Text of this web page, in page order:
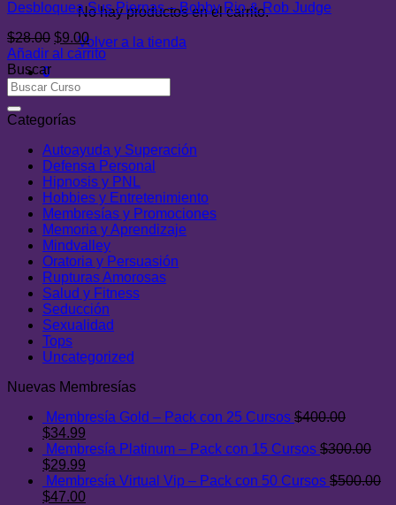
No hay productos en el carrito.
Volver a la tienda
0
Carrito
Desbloquea Sus Piernas – Bobby Rio & Rob Judge
$28.00 El
precio
era:
$28.00.
$9.00El
precio
$9.00.
Añadir al carrito
Buscar
Categorías
Autoayuda y Superación
Defensa Personal
Hipnosis y PNL
Hobbies y Entretenimiento
Membresías y Promociones
Memoria y Aprendizaje
Mindvalley
Oratoria y Persuasión
Rupturas Amorosas
Salud y Fitness
Seducción
Sexualidad
Tops
Uncategorized
Nuevas Membresías
Membresía Gold – Pack con 25 Cursos $400.00
El
precio
original
era:
$400.00.
$34.99
precio
es:
$34.99.
Membresía Platinum – Pack con 15 Cursos $300.00
El
precio
original
$29.99
precio
actual
Membresía Virtual Vip – Pack con 50 Cursos $500.00
El
$47.00El